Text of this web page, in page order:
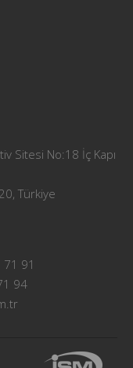
Sitesi No:18 İç Kapı
Türkiye
91
94